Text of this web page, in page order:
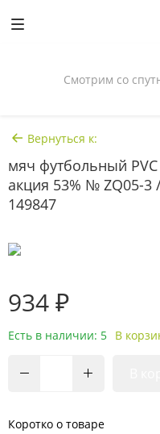
Спросили у
Вернуться к:
мяч футбольный
акция 53% № ZQ05-3
149847
934 ₽
Есть в наличии: 5 В
Коротко о товаре